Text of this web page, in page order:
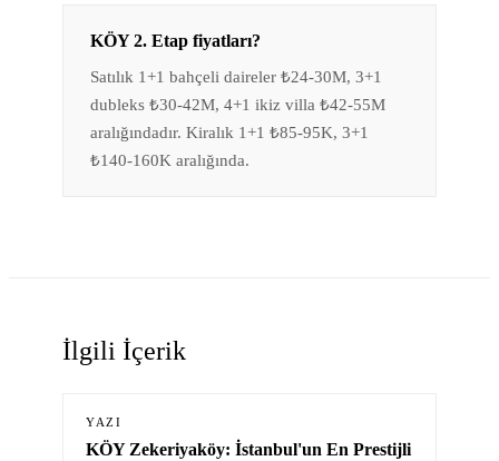
KÖY 2. Etap fiyatları?
Satılık 1+1 bahçeli daireler ₺24-30M, 3+1
dubleks ₺30-42M, 4+1 ikiz villa ₺42-55M
aralığındadır. Kiralık 1+1 ₺85-95K, 3+1
₺140-160K aralığında.
İlgili İçerik
YAZI
KÖY Zekeriyaköy: İstanbul'un En Prestijli